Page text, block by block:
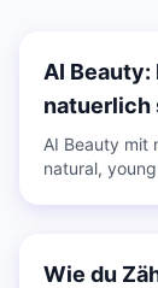
AI
natuerlich
AI Beauty mit
natural,
Wie du